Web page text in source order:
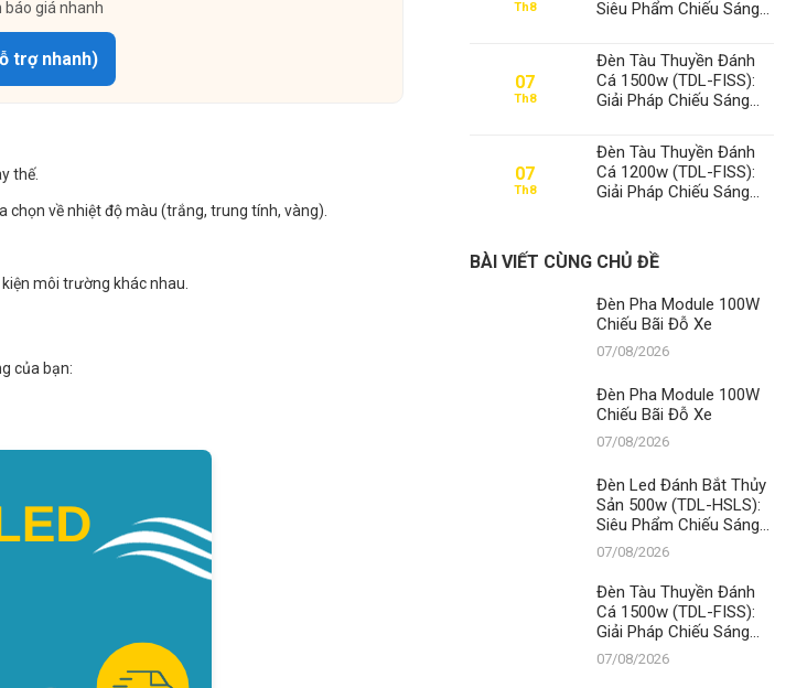
báo giá nhanh
trợ nhanh)
thế.
về nhiệt độ màu (trắng, trung tính, vàng).
môi trường khác nhau.
của bạn:
Chiếu
Đỗ
Xe
Th8
Siêu Phẩm Chiếu Sáng
Chìa Khóa Thành Công
07
Th8
Đèn Tàu Thuyền Đánh
Cá 1500w (TDL-FISS):
Giải Pháp Chiếu Sáng
Thế Số 1 Thanh Đạt LED
07
Th8
Đèn Tàu Thuyền Đánh
Cá 1200w (TDL-FISS):
Giải Pháp Chiếu Sáng
BÀI VIẾT CÙNG CHỦ ĐỀ
Đèn Pha Module 100W
Chiếu Bãi Đỗ Xe
07/08/2026
Đèn Pha Module 100W
Chiếu Bãi Đỗ Xe
07/08/2026
Đèn Led Đánh Bắt Thủy
Sản 500w (TDL-HSLS):
Siêu Phẩm Chiếu Sáng
Từ Thanh Đạt LED –
Chìa Khóa Thành Công
07/08/2026
Đèn Tàu Thuyền Đánh
Cá 1500w (TDL-FISS):
Giải Pháp Chiếu Sáng
Tối Ưu, Khẳng Định Vị
Thế Số 1 Thanh Đạt LED
07/08/2026